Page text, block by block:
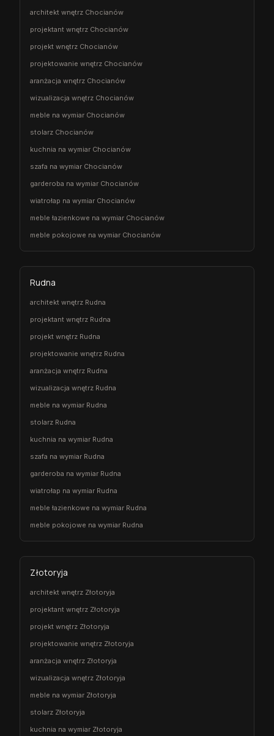
architekt wnętrz Chocianów
projektant wnętrz Chocianów
projekt wnętrz Chocianów
projektowanie wnętrz Chocianów
aranżacja wnętrz Chocianów
wizualizacja wnętrz Chocianów
meble na wymiar Chocianów
stolarz Chocianów
kuchnia na wymiar Chocianów
szafa na wymiar Chocianów
garderoba na wymiar Chocianów
wiatrołap na wymiar Chocianów
meble łazienkowe na wymiar Chocianów
meble pokojowe na wymiar Chocianów
Rudna
architekt wnętrz Rudna
projektant wnętrz Rudna
projekt wnętrz Rudna
projektowanie wnętrz Rudna
aranżacja wnętrz Rudna
wizualizacja wnętrz Rudna
meble na wymiar Rudna
stolarz Rudna
kuchnia na wymiar Rudna
szafa na wymiar Rudna
garderoba na wymiar Rudna
wiatrołap na wymiar Rudna
meble łazienkowe na wymiar Rudna
meble pokojowe na wymiar Rudna
Złotoryja
architekt wnętrz Złotoryja
projektant wnętrz Złotoryja
projekt wnętrz Złotoryja
projektowanie wnętrz Złotoryja
aranżacja wnętrz Złotoryja
wizualizacja wnętrz Złotoryja
meble na wymiar Złotoryja
stolarz Złotoryja
kuchnia na wymiar Złotoryja